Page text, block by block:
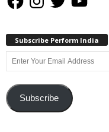
Subscribe Perform India
Enter
Your
AddressSubscribe